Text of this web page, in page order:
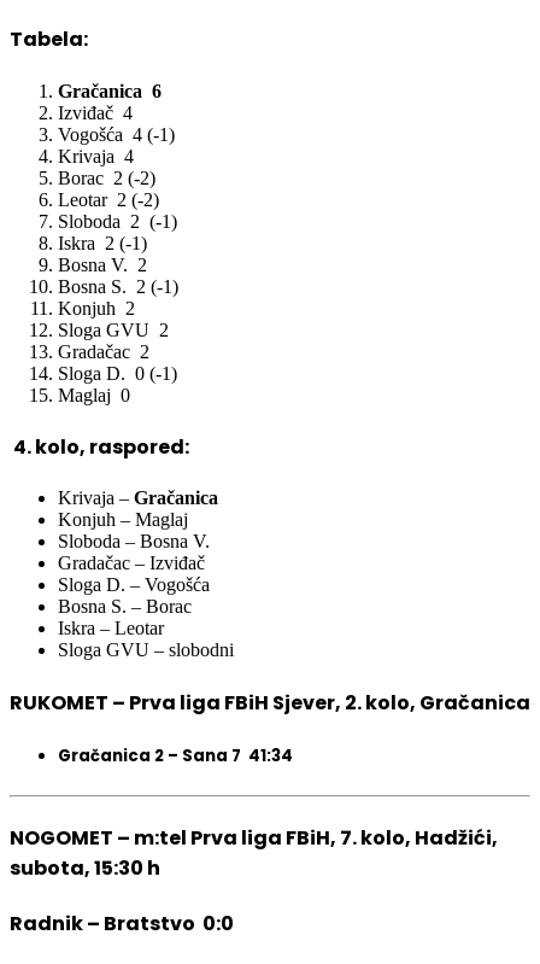
Tabela:
Gračanica 6
Izviđač 4
Vogošća 4 (-1)
Krivaja 4
Borac 2 (-2)
Leotar 2 (-2)
Sloboda 2 (-1)
Iskra 2 (-1)
Bosna V. 2
Bosna S. 2 (-1)
Konjuh 2
Sloga GVU 2
Gradačac 2
Sloga D. 0 (-1)
Maglaj 0
4.kolo, raspored:
Krivaja – Gračanica
Konjuh – Maglaj
Sloboda – Bosna V.
Gradačac – Izviđač
Sloga D. – Vogošća
Bosna S. – Borac
Iskra – Leotar
Sloga GVU – slobodni
RUKOMET – Prva liga FBiH Sjever, 2. kolo, Gračanica
Gračanica 2 – Sana 7 41:34
NOGOMET – m:tel Prva liga FBiH, 7. kolo, Hadžići,
subota, 15:30 h
Radnik – Bratstvo 0:0